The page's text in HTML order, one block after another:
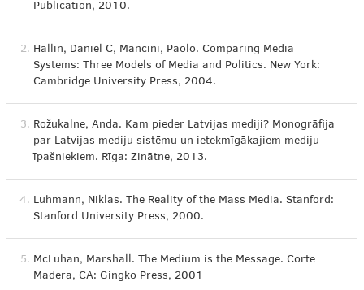
Publication, 2010.
2. Hallin, Daniel C, Mancini, Paolo. Comparing Media
Systems: Three Models of Media and Politics. New York:
Cambridge University Press, 2004.
3. Rožukalne, Anda. Kam pieder Latvijas mediji? Monogrāfija
par Latvijas mediju sistēmu un ietekmīgākajiem mediju
īpašniekiem. Rīga: Zinātne, 2013.
4. Luhmann, Niklas. The Reality of the Mass Media. Stanford:
Stanford University Press, 2000.
5. McLuhan, Marshall. The Medium is the Message. Corte
Madera, CA: Gingko Press, 2001